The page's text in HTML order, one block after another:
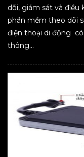
dõi, giám sát và điều
phần mềm theo dõi
điện thoại di động
thông...